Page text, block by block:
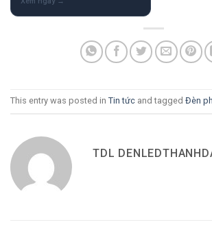
This entry was posted in Tin tức and tagged Đèn
TDL